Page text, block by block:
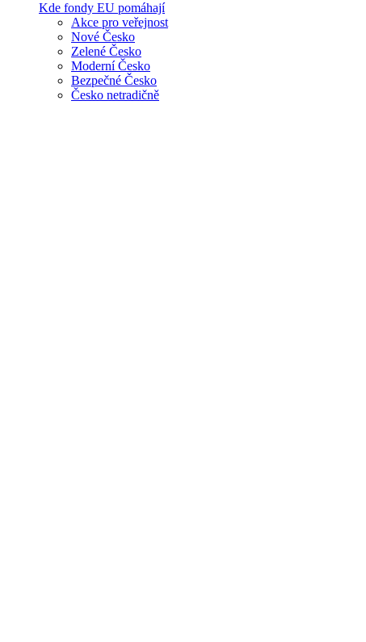
Kde fondy EU pomáhají
Akce pro veřejnost
Nové Česko
Zelené Česko
Moderní Česko
Bezpečné Česko
Česko netradičně